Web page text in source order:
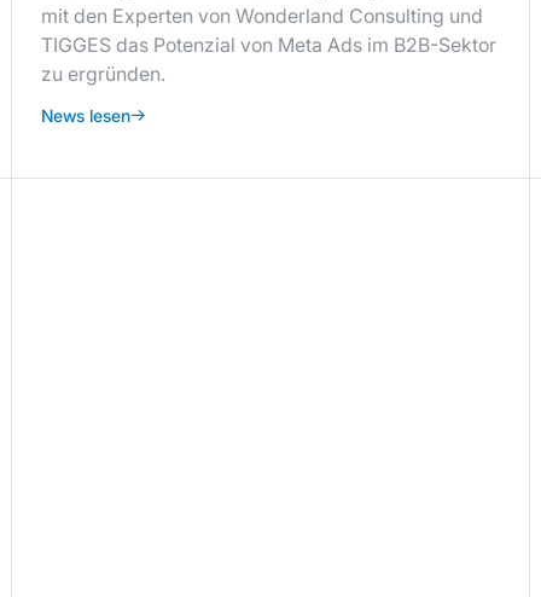
mit den Experten von Wonderland Consulting und
TIGGES das Potenzial von Meta Ads im B2B-Sektor
zu ergründen.
News lesen